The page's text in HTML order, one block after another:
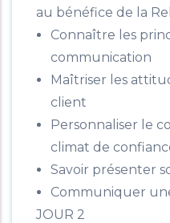
au bénéfice de la
Connaître les
communication
Maîtriser les
client
Personnaliser le
climat de
Savoir présenter
Communiquer
JOUR 2